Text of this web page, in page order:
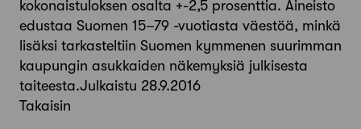
kokonaistuloksen osalta +-2,5 prosenttia. Aineisto
edustaa Suomen 15–79 -vuotiasta väestöä, minkä
lisäksi tarkasteltiin Suomen kymmenen suurimman
kaupungin asukkaiden näkemyksiä julkisesta
taiteesta.Julkaistu 28.9.2016
Takaisin